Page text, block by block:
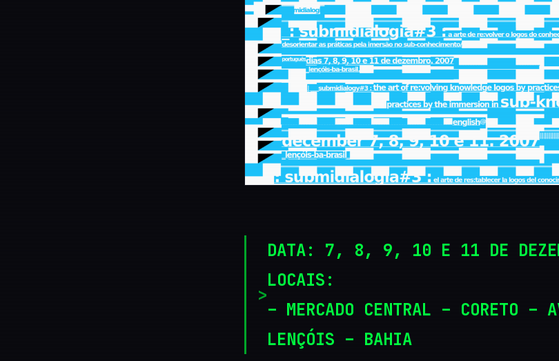
DATA: 7, 8, 9, 10 E 11 DE
LOCAIS:
– MERCADO CENTRAL – CORETO –
LENÇÓIS – BAHIA